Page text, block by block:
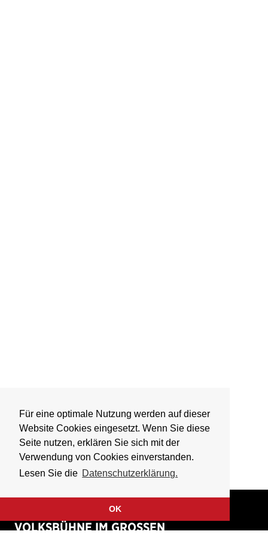
Für eine optimale Nutzung werden auf dieser
Website Cookies eingesetzt. Wenn Sie diese
Seite nutzen, erklären Sie sich mit der
Verwendung von Cookies einverstanden.
Lesen Sie die Datenschutzerklärung.
OK
VOLKSBÜHNE IM GROSSEN